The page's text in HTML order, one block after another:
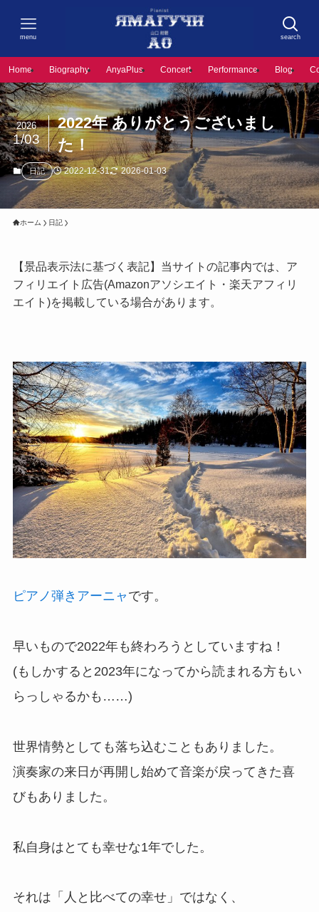
search
menu
Home Biography AnyaPlus Concert Performance Blog
2022年 ありがとうございまし
た！
2026
1/03
日記 2022-12-31 2026-01-03
ホーム 日記
【景品表示法に基づく表記】当サイトの記事内では、ア
フィリエイト広告(Amazonアソシエイト・楽天アフィリ
エイト)を掲載している場合があります。
ピアノ弾きアーニャ です。
早いもので2022年も終わろうとしていますね！
(もしかすると2023年になってから読まれる方もい
らっしゃるかも……)
世界情勢としても落ち込むこともありました。
演奏家の来日が再開し始めて音楽が戻ってきた喜
びもありました。
私自身はとても幸せな1年でした。
それは「人と比べての幸せ」ではなく、